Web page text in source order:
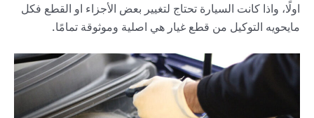
اولًا، واذا كانت السيارة تحتاج لتغيير بعض الأجزاء او القطع فكل
مايحويه التوكيل من قطع غيار هي اصلية وموثوقة تمامًا.